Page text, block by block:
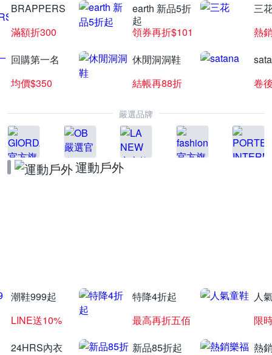
BRAPPERS
滿額折300
earth 新品5折
起
領券再折$101
三
熱
回購第一名
均價$350
休閒洞洞鞋
結帳再88折
卷
嚴選品牌
運動戶外
潮鞋999起
LINE送10%
特降4折起
最高再折五佰
人
限
24HRS內衣
新品85折起
熱